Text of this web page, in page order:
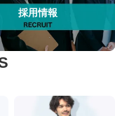
採用情報